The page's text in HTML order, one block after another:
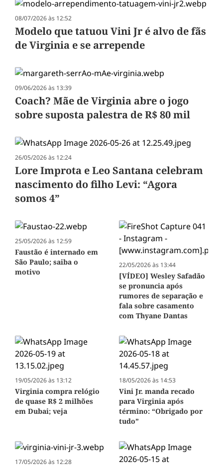
08/07/2026 às 12:52
Modelo que tatuou Vini Jr é alvo de fãs
de Virginia e se arrepende
09/06/2026 às 13:39
Coach? Mãe de Virginia abre o jogo
sobre suposta palestra de R$ 80 mil
26/05/2026 às 12:24
Lore Improta e Leo Santana celebram
nascimento do filho Levi: “Agora
somos 4”
25/05/2026 às 12:59
Faustão é internado em
São Paulo; saiba o
motivo
22/05/2026 às 13:44
[VÍDEO] Wesley Safadão
se pronuncia após
rumores de separação e
fala sobre casamento
com Thyane Dantas
19/05/2026 às 13:12
Virginia compra relógio
de quase R$ 2 milhões
em Dubai; veja
18/05/2026 às 14:53
Vini Jr. manda recado
para Virginia após
término: “Obrigado por
tudo”
17/05/2026 às 12:28